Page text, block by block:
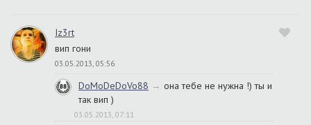
Iz3rt
вип гони
03.05.2013, 05:56
DoMoDeDoVo88 → она тебе не нужна !) ты и
так вип )
03.05.2013, 07:11